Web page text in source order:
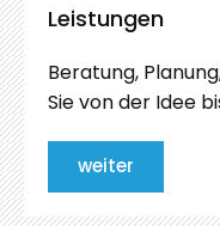
Leistungen
Beratung,
Sie von der Idee
weiter